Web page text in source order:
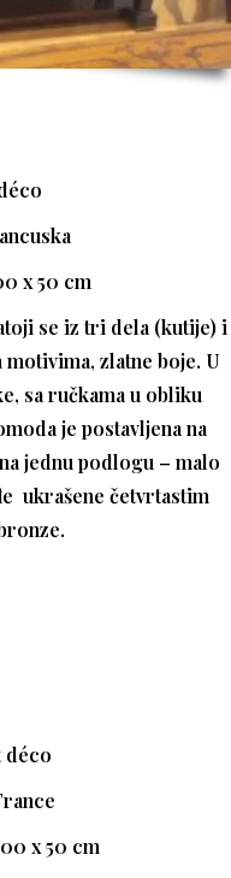
x 50 cm
se iz tri dela (kutije) i
zlatne boje. U
sa ručkama u obliku
je postavljena na
jednu podlogu – malo
ukrašene četvrtastim
déco
x 50 cm